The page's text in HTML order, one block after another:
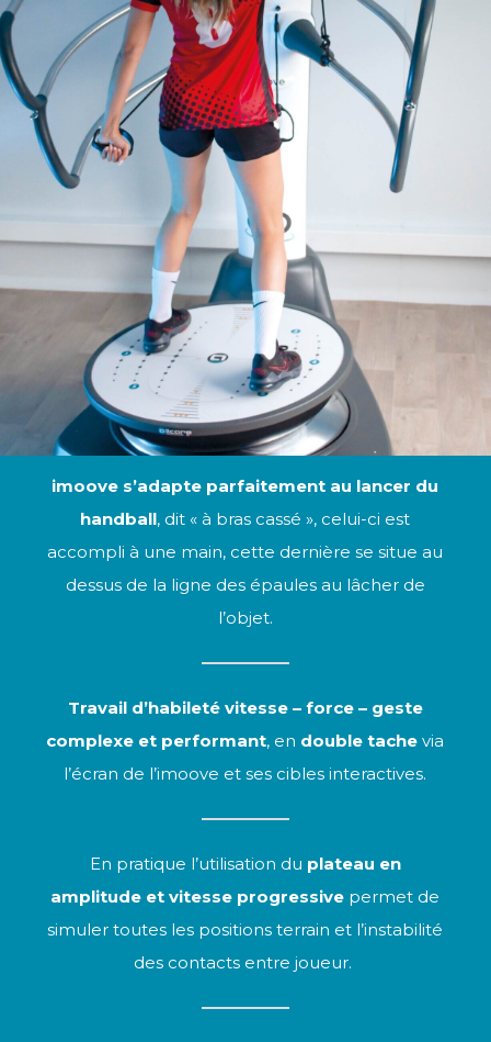
imoove s’adapte parfaitement au lancer du
handball, dit « à bras cassé », celui-ci est
accompli à une main, cette dernière se situe au
dessus de la ligne des épaules au lâcher de
l’objet.
Travail d’habileté vitesse – force – geste
complexe et performant, en double tache via
l’écran de l’imoove et ses cibles interactives.
En pratique l’utilisation du plateau en
amplitude et vitesse progressive permet de
simuler toutes les positions terrain et l’instabilité
des contacts entre joueur.